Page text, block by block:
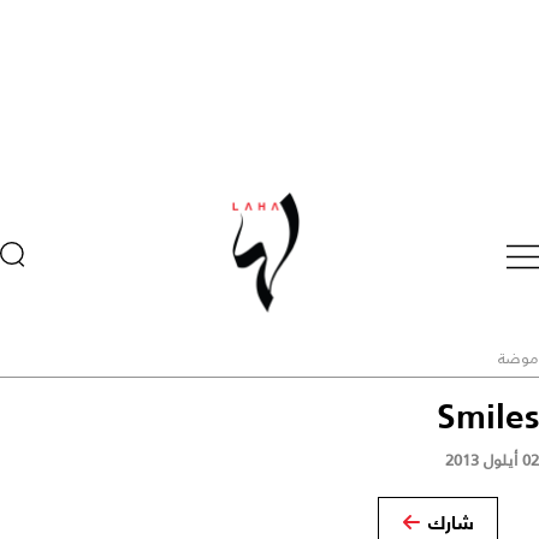
موضة
Smiles
02 أيلول 2013
شارك